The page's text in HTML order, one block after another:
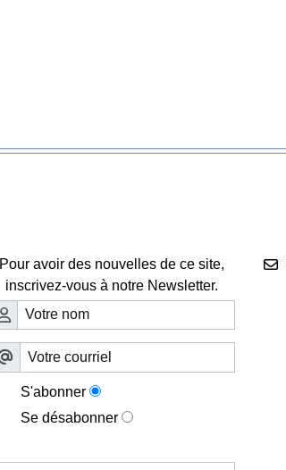
Pour avoir des nouvelles de ce site,
inscrivez-vous à notre Newsletter.
S'abonner
Se désabonner